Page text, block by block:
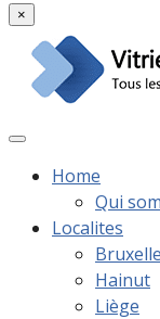
×
Home
Qui
Localites
Hainut
Liège